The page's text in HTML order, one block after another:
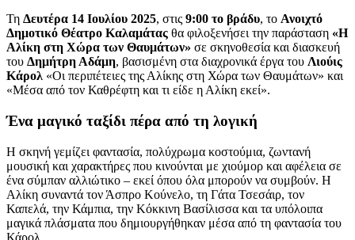
Τη Δευτέρα 14 Ιουλίου 2025, στις 9:00 το βράδυ, το Ανοιχτό
Δημοτικό Θέατρο Καλαμάτας θα φιλοξενήσει την παράσταση «Η
Αλίκη στη Χώρα των Θαυμάτων» σε σκηνοθεσία και διασκευή
του Δημήτρη Αδάμη, βασισμένη στα διαχρονικά έργα του Λιούις
Κάρολ «Οι περιπέτειες της Αλίκης στη Χώρα των Θαυμάτων» και
«Μέσα από τον Καθρέφτη και τι είδε η Αλίκη εκεί».
Ένα μαγικό ταξίδι πέρα από τη λογική
Η σκηνή γεμίζει φαντασία, πολύχρωμα κοστούμια, ζωντανή
μουσική και χαρακτήρες που κινούνται με χιούμορ και αφέλεια σε
ένα σύμπαν αλλιώτικο – εκεί όπου όλα μπορούν να συμβούν. Η
Αλίκη συναντά τον Άσπρο Κούνελο, τη Γάτα Τσεσάιρ, τον
Καπελά, την Κάμπια, την Κόκκινη Βασίλισσα και τα υπόλοιπα
μαγικά πλάσματα που δημιουργήθηκαν μέσα από τη φαντασία του
Κάρολ.